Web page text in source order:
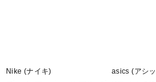
Nike (ナイキ) asics (アシ